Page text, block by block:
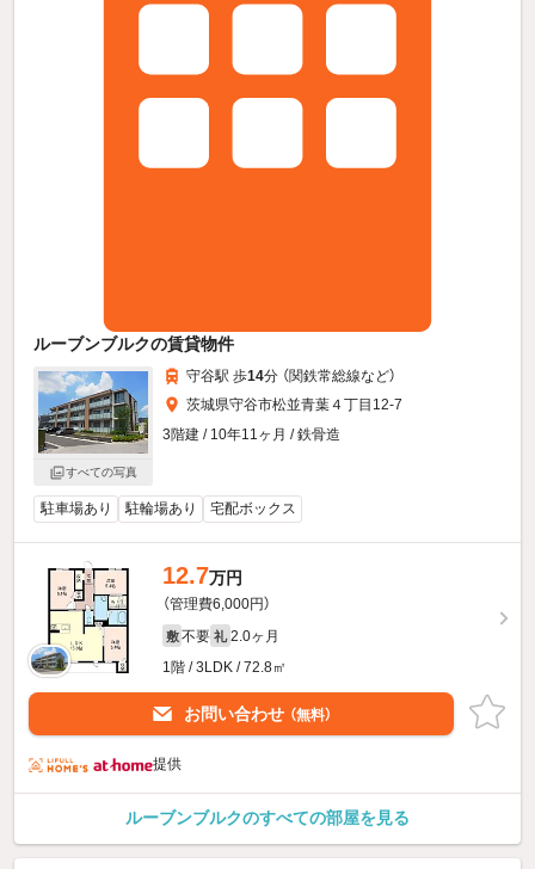
ルーブンブルクの賃貸物件
すべての写真
守谷駅 歩14分 （関鉄常総線など）
茨城県守谷市松並青葉４丁目12-7
3階建 / 10年11ヶ月 / 鉄骨造
駐車場あり 駐輪場あり 宅配ボックス
12.7万円
（管理費6,000円）
敷 不要 礼 2.0ヶ月
1階 / 3LDK / 72.8㎡
お問い合わせ （無料）
提供
ルーブンブルクのすべての部屋を見る